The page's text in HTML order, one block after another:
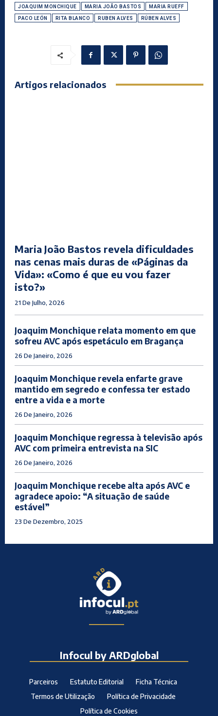
JOAQUIM MONCHIQUE MARIA JOÃO BASTOS MARIA RUEFF
PACO LEÓN RITA BLANCO RUBEN ALVES RÚBEN ALVES
Artigos relacionados
Maria João Bastos revela dificuldades
nas cenas mais duras de «Páginas da
Vida»: «Como é que eu vou fazer
isto?»
21 De Julho, 2026
Joaquim Monchique relata momento em que
sofreu AVC após espetáculo em Bragança
26 De Janeiro, 2026
Joaquim Monchique revela enfarte grave
mantido em segredo e confessa ter estado
entre a vida e a morte
26 De Janeiro, 2026
Joaquim Monchique regressa à televisão após
AVC com primeira entrevista na SIC
26 De Janeiro, 2026
Joaquim Monchique recebe alta após AVC e
agradece apoio: “A situação de saúde
estável”
23 De Dezembro, 2025
Infocul by ARDglobal
Parceiros Estatuto Editorial
Ficha Técnica
Termos de Utilização
Política de Privacidade
Política de Cookies